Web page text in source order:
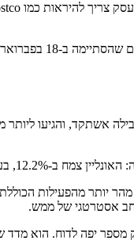
ל-114.05 מיליארד דולר.
יותר מהפעילות
אסטרטגי של ממש.
מספר יפה לדוח. הוא